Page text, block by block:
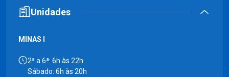
Unidades
MINAS I
2ª a 6ª: 6h às 22h
Sábado: 6h às 20h